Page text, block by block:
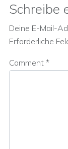
Schreibe
Deine E-Mail-
Erforderliche
Comment *